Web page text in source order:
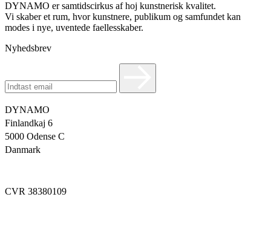
DYNAMO er samtidscirkus af hoj kunstnerisk kvalitet.
Vi skaber et rum, hvor kunstnere, publikum og samfundet kan
modes i nye, uventede faellesskaber.
Nyhedsbrev
DYNAMO
Finlandkaj 6
5000 Odense C
Danmark
CVR 38380109